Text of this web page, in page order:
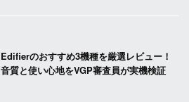
Edifierのおすすめ3機種を厳選レビュー！
音質と使い心地をVGP審査員が実機検証